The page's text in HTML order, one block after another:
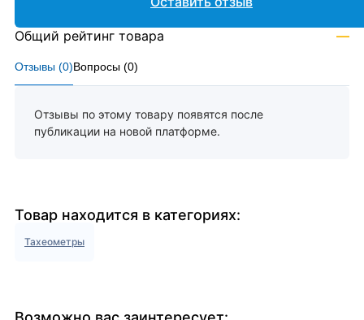
Отзывы (0)Вопросы (0)
Отзывы по этому товару появятся после
публикации на новой платформе.
Общий рейтинг товара —
Товар находится в категориях:
Тахеометры